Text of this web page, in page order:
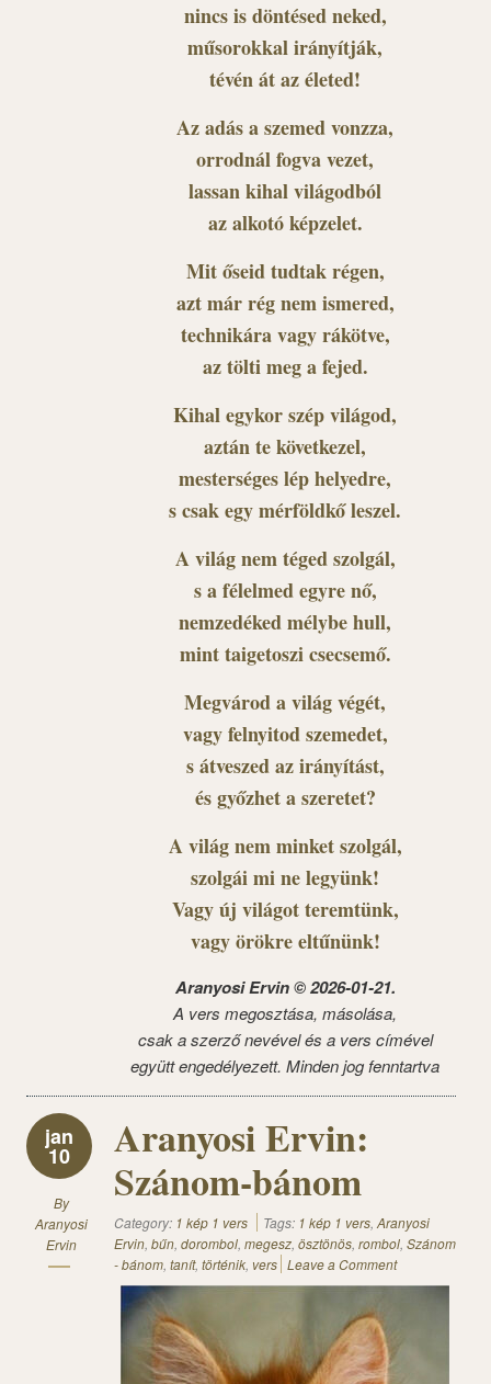
nincs is döntésed neked,
műsorokkal irányítják,
tévén át az életed!
Az adás a szemed vonzza,
orrodnál fogva vezet,
lassan kihal világodból
az alkotó képzelet.
Mit őseid tudtak régen,
azt már rég nem ismered,
technikára vagy rákötve,
az tölti meg a fejed.
Kihal egykor szép világod,
aztán te következel,
mesterséges lép helyedre,
s csak egy mérföldkő leszel.
A világ nem téged szolgál,
s a félelmed egyre nő,
nemzedéked mélybe hull,
mint taigetoszi csecsemő.
Megvárod a világ végét,
vagy felnyitod szemedet,
s átveszed az irányítást,
és győzhet a szeretet?
A világ nem minket szolgál,
szolgái mi ne legyünk!
Vagy új világot teremtünk,
vagy örökre eltűnünk!
Aranyosi Ervin © 2026-01-21.
A vers megosztása, másolása,
csak a szerző nevével és a vers címével
együtt engedélyezett. Minden jog fenntartva
jan
10
By
Aranyosi
Ervin
Aranyosi Ervin:
Szánom-bánom
Category: 1 kép 1 vers Tags: 1 kép 1 vers, Aranyosi
Ervin, bűn, dorombol, megesz, ösztönös, rombol, Szánom
- bánom, tanít, történik, vers Leave a Comment